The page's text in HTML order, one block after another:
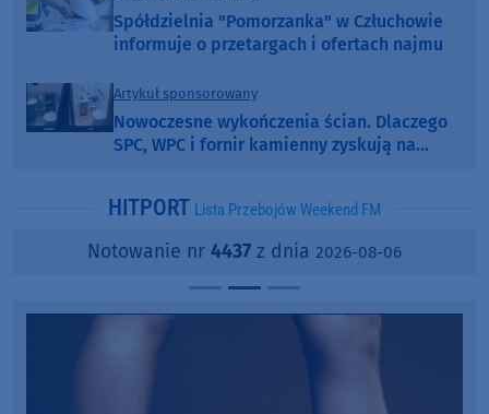
Spółdzielnia "Pomorzanka" w Człuchowie
informuje o przetargach i ofertach najmu
Artykuł sponsorowany
Nowoczesne wykończenia ścian. Dlaczego
SPC, WPC i fornir kamienny zyskują na
HITPORT Lista Przebojów Weekend FM
Notowanie nr 4437 z dnia 2026-08-06